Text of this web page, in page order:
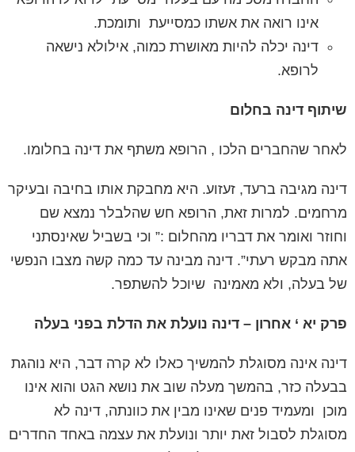
אינו רואה את אשתו כמסייעת ותומכת.
דינה יכלה להיות מאושרת כמוה, אילולא נישאה
לרופא.
שיתוף דינה בחלום
לאחר שהחברים הלכו , הרופא משתף את דינה בחלומו.
דינה מגיבה ברעד, זעזוע. היא מחבקת אותו בחיבה ובעיקר
מרחמים. למרות זאת, הרופא חש שהלבלר נמצא שם
וחוזר ואומר את דבריו מהחלום :” וכי בשביל שאינסתני
אתה מבקש רעתי”. דינה מבינה עד כמה קשה מצבו הנפשי
של בעלה, ולא מאמינה שיוכל להשתפר.
פרק יא ‘ אחרון – דינה נועלת את הדלת בפני בעלה
דינה אינה מסוגלת להמשיך כאלו לא קרה דבר, היא נוהגת
בבעלה כזר, בהמשך מעלה שוב את נושא הגט והוא אינו
מוכן ומעמיד פנים שאינו מבין את כוונתה, דינה לא
מסוגלת לסבול זאת יותר ונועלת את עצמה באחד החדרים